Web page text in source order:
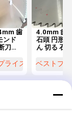
歯
ンド
刀
ライス
4.0mm 歯
石頭 円形
ん 切る 石
ベストプ